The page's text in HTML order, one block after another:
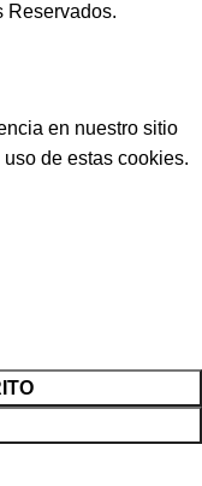
Reservados.
en nuestro sitio
de estas cookies.